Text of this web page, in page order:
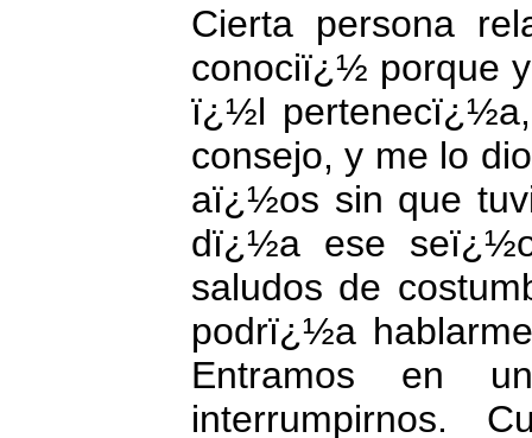
Cierta persona
conociï¿½ porque
ï¿½l
consejo, y me lo
aï¿½os sin que
dï¿½a ese
saludos de
podrï¿½a
Entramos en
interrumpirnos.